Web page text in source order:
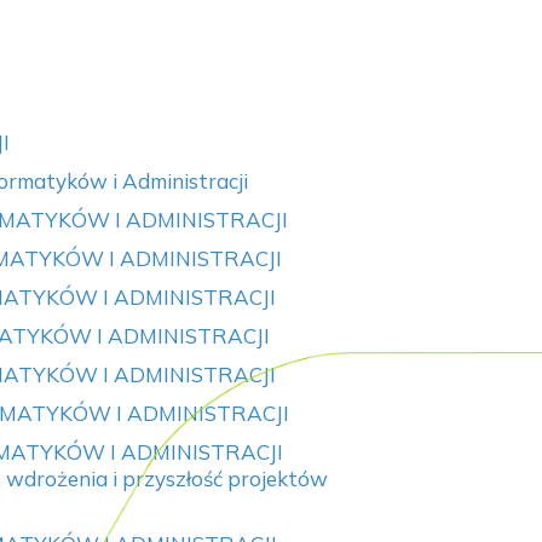
i Administracji
I ADMINISTRACJI
I ADMINISTRACJI
I ADMINISTRACJI
I ADMINISTRACJI
I ADMINISTRACJI
I ADMINISTRACJI
I ADMINISTRACJI
i przyszłość projektów